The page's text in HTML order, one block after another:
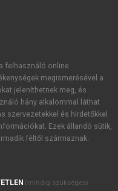
akcióiról.
Zrt. újdonságairól,
tudomásul
felhasználó online
megismerésével a
jeleníthetnek meg, és
hány alkalommal láthat
szervezetekkel és hirdetőkkel
Ezek állandó sütik,
féltől származnak.
(mindig szükséges)